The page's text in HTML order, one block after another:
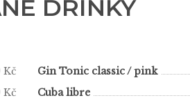
DRINKY
Kč
Kč
Gin Tonic classic / pink
Cuba libre